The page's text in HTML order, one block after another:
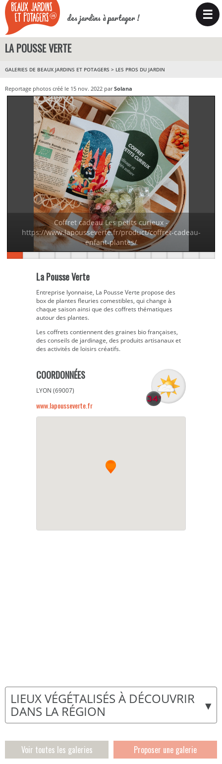
des jardins à partager ! ☰
LA POUSSE VERTE
GALERIES DE BEAUX JARDINS ET POTAGERS > LES PROS DU JARDIN
Reportage photos créé le 15 nov. 2022 parSolana
Coffret cadeau Les petits curieux -
https://www.lapousseverte.fr/product/coffret-cadeau-
enfant-plantes/
La Pousse Verte
Entreprise lyonnaise, La Pousse Verte propose des
box de plantes fleuries comestibles, qui change à
chaque saison ainsi que des coffrets thématiques
autour des plantes.
Les coffrets contiennent des graines bio françaises,
des conseils de jardinage, des produits artisanaux et
des activités de loisirs créatifs.
COORDONNÉES
LYON (69007)
www.lapousseverte.fr
▾
LIEUX VÉGÉTALISÉS À DÉCOUVRIR
DANS LA RÉGION
Voir toutes les galeries Proposer une galerie